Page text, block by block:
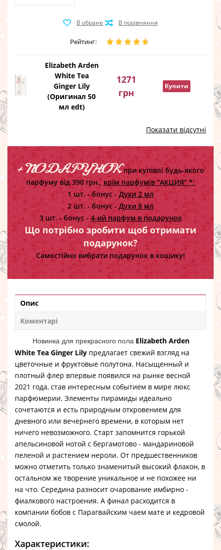
Рейтинг:
Elizabeth Arden
White Tea
Ginger Lily
(Оригинал 50
мл edt)
1271
грн
Купити
Показати відсутні
+ ПОДАРУНОКпри купівлі будь-якого
парфуму від 390 грн., крім парфумів "АКЦИЯ" *:
1 шт. - бонус - Духи 2 мл
2 шт. - бонус -Духи 8 мл
3 шт. - бонус -4-ий парфум в подарунок
Що потрібно зробити щоб отримати
подарунок?
Самостійно вибрати подарунок в кошику!
Опис
Коментарі
Новинка для прекрасного пола Elizabeth Arden
White Tea Ginger Lily предлагает свежий взгляд на
цветочные и фруктовые полутона. Насыщенный и
плотный флер впервые появился на рынке весной
2021 года, став интересным событием в мире люкс
парфюмерии. Элементы пирамиды идеально
сочетаются и есть природным откровением для
дневного или вечернего времени, в которым нет
ничего невозможного. Старт запомнится горькой
апельсиновой нотой с бергамотово - мандариновой
пеленой и растением нероли. От предшественников
можно отметить только знаменитый высокий флакон, в
остальном же творение уникальное и не похожее ни
на что. Середина разносит очарование имбирно -
фиалкового настроения. А финал расходится в
компании бобов с Парагвайским чаем мате и кедровой
смолой.
Характеристики: